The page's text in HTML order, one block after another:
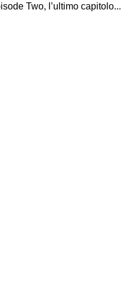
Two, l’ultimo capitolo...